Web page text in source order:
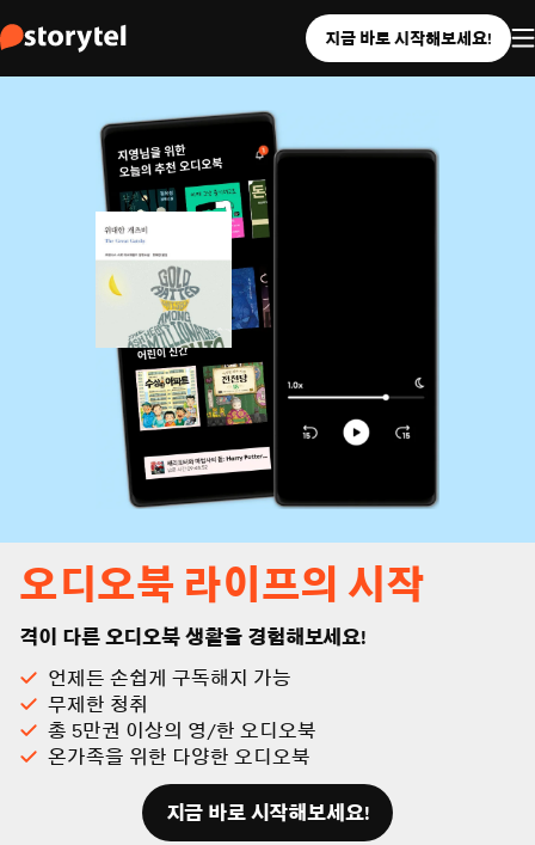
지금 바로 시작해보세요!
오디오북 라이프의 시작
격이 다른 오디오북 생활을 경험해보세요!
언제든 손쉽게 구독해지 가능
무제한 청취
총 5만권 이상의 영/한 오디오북
온가족을 위한 다양한 오디오북
지금 바로 시작해보세요!